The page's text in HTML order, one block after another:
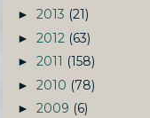
► 2013 (21)
► 2012 (63)
► 2011 (158)
► 2010 (78)
► 2009 (6)